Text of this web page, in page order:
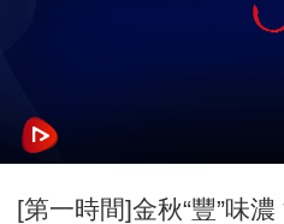
[第一時間]金秋“豐”味